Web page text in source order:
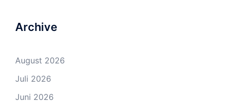
Archive
August 2026
Juli 2026
Juni 2026